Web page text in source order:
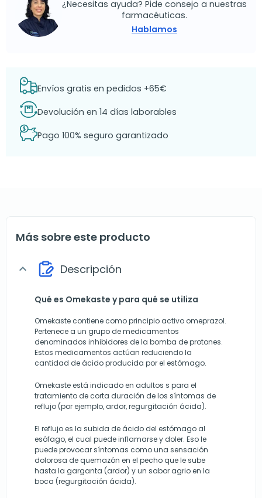
¿Necesitas ayuda? Pide consejo a nuestras
farmacéuticas.
Hablamos
Envíos gratis en pedidos +65€
Devolución en 14 días laborables
Pago 100% seguro garantizado
Más sobre este producto
expand_more Descripción
Qué es Omekaste y para qué se utiliza
Omekaste contiene como principio activo omeprazol.
Pertenece a un grupo de medicamentos
denominados inhibidores de la bomba de protones.
Estos medicamentos actúan reduciendo la
cantidad de ácido producida por el estómago.
Omekaste está indicado en adultos s para el
tratamiento de corta duración de los síntomas de
reflujo (por ejemplo, ardor, regurgitación ácida).
El reflujo es la subida de ácido del estómago al
esófago, el cual puede inflamarse y doler. Eso le
puede provocar síntomas como una sensación
dolorosa de quemazón en el pecho que le sube
hasta la garganta (ardor) y un sabor agrio en la
boca (regurgitación ácida).